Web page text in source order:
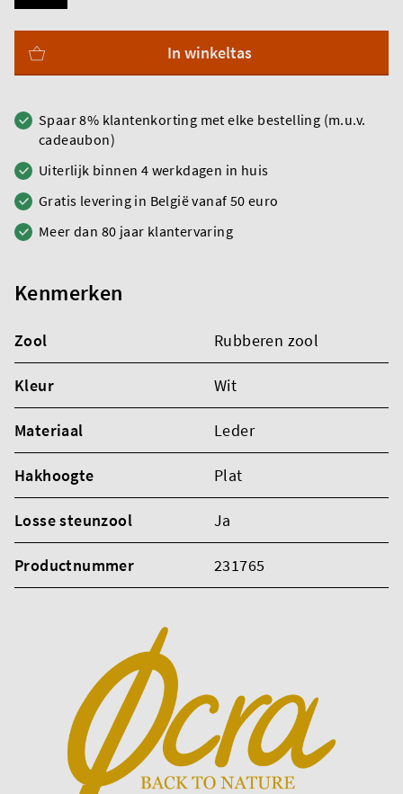
In winkeltas
Spaar 8% klantenkorting met elke bestelling (m.u.v.
cadeaubon)
Uiterlijk binnen 4 werkdagen in huis
Gratis levering in België vanaf 50 euro
Meer dan 80 jaar klantervaring
Kenmerken
Zool Rubberen zool
Kleur Wit
Materiaal Leder
Hakhoogte Plat
Losse steunzool Ja
Productnummer 231765